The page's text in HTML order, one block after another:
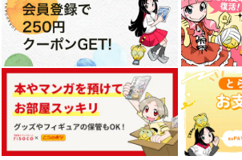
ささやかで上品で慎ま
しく望ましいあれの話
ブレイクタイム
154円 （税込）
逆先夏目×青葉つむぎ
人魚と恋心
キースネリス
472円（税込）
瀬名泉×月永レオ
サンプル
カート